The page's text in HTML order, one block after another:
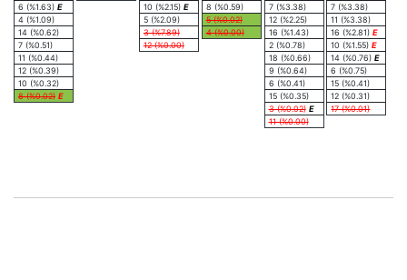
6 (%1.63) E
4 (%1.09)
14 (%0.62)
7 (%0.51)
11 (%0.44)
12 (%0.39)
10 (%0.32)
8 (%0.02) E
10 (%2.15) E
5 (%2.09)
3 (%7.89)
12 (%0.00)
8 (%0.59)
5 (%0.02)
4 (%0.00)
7 (%3.38)
12 (%2.25)
16 (%1.43)
2 (%0.78)
18 (%0.66)
9 (%0.64)
6 (%0.41)
15 (%0.35)
3 (%0.02) E
11 (%0.00)
7 (%3.38)
11 (%3.38)
16 (%2.81) E
10 (%1.55) E
14 (%0.76) E
6 (%0.75)
15 (%0.41)
12 (%0.31)
17 (%0.01)